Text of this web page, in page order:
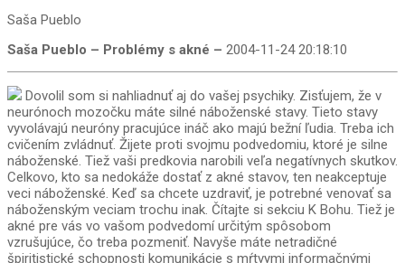
Saša Pueblo
Saša Pueblo – Problémy s akné – 2004-11-24 20:18:10
Dovolil som si nahliadnuť aj do vašej psychiky. Zisťujem, že v
neurónoch mozočku máte silné náboženské stavy. Tieto stavy
vyvolávajú neuróny pracujúce ináč ako majú bežní ľudia. Treba ich
cvičením zvládnuť. Žijete proti svojmu podvedomiu, ktoré je silne
náboženské. Tiež vaši predkovia narobili veľa negatívnych skutkov.
Celkovo, kto sa nedokáže dostať z akné stavov, ten neakceptuje
veci náboženské. Keď sa chcete uzdraviť, je potrebné venovať sa
náboženským veciam trochu inak. Čítajte si sekciu K Bohu. Tiež je
akné pre vás vo vašom podvedomí určitým spôsobom
vzrušujúce, čo treba pozmeniť. Navyše máte netradičné
špiritistické schopnosti komunikácie s mŕtvymi informačnými